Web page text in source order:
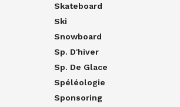
Skateboard
Ski
Snowboard
Sp. D'hiver
Sp. De Glace
Spéléologie
Sponsoring